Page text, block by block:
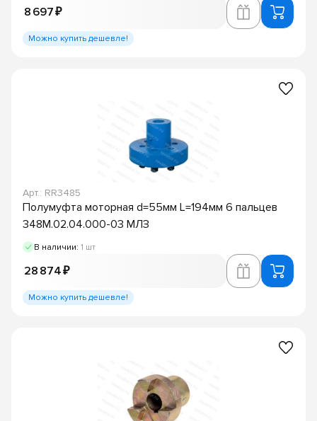
8 697 ₽
Можно купить дешевле!
Арт.: RR3485
Полумуфта моторная d=55мм L=194мм 6 пальцев
348М.02.04.000-03 МЛЗ
В наличии: 1 шт
28 874 ₽
Можно купить дешевле!